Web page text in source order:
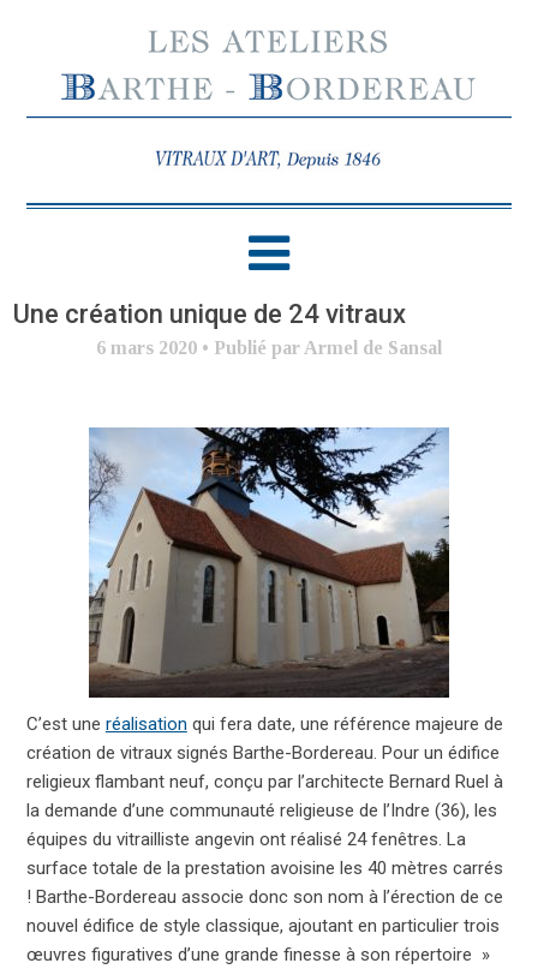
Une création unique de 24 vitraux
6 mars 2020 • Publié par Armel de Sansal
C’est une réalisation qui fera date, une référence majeure de
création de vitrauxsignés Barthe-Bordereau. Pour un édifice
religieux flambant neuf, conçu par l’architecte Bernard Ruel à
la demande d’une communauté religieuse de l’Indre (36), les
équipes du vitrailliste angevin ont réalisé 24 fenêtres. La
surface totale de la prestation avoisine les 40 mètres carrés
! Barthe-Bordereau associe donc son nom à l’érection de ce
nouvel édifice de style classique, ajoutant en particulier trois
œuvres figuratives d’une grande finesse à son répertoire »